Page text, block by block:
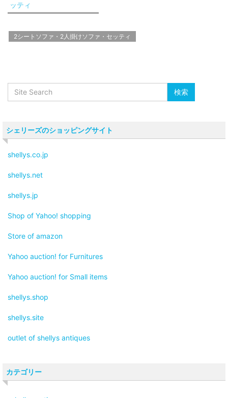
ッティ
2シートソファ・2人掛けソファ・セッティ
シェリーズのショッピングサイト
shellys.co.jp
shellys.net
shellys.jp
Shop of Yahoo! shopping
Store of amazon
Yahoo auction! for Furnitures
Yahoo auction! for Small items
shellys.shop
shellys.site
outlet of shellys antiques
カテゴリー